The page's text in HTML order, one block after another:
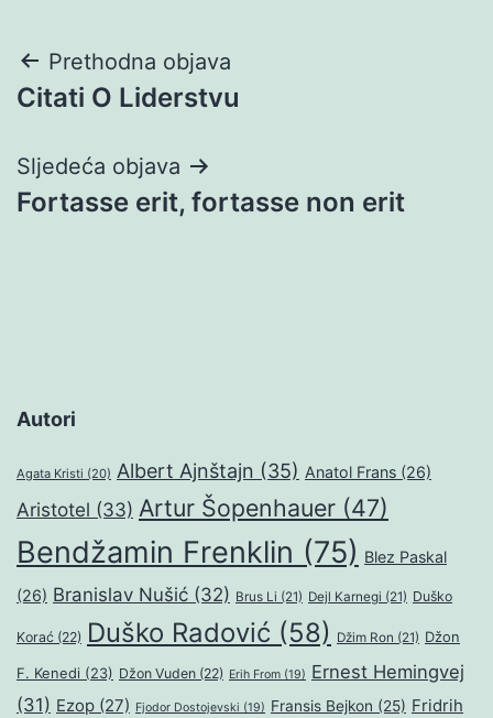
Navigacija
objava
Prethodna objava
Citati O Liderstvu
Sljedeća objava
Fortasse erit, fortasse non erit
Autori
Agata Kristi (20) Albert Ajnštajn (35) Anatol Frans (26)
Aristotel (33) Artur Šopenhauer (47)
Bendžamin Frenklin (75) Blez Paskal
(26) Branislav Nušić (32) Brus Li (21) Dejl Karnegi (21) Duško
Korać (22) Duško Radović (58) Džim Ron (21) Džon
F. Kenedi (23) Džon Vuden (22) Erih From (19) Ernest Hemingvej
(31) Ezop (27) Fjodor Dostojevski (19) Fransis Bejkon (25) Fridrih